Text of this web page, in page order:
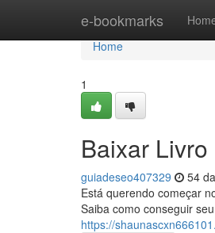
e-bookmarks
Home
Home
1
Baixar
guiadeseo407329 54
Está querendo começar
Saiba como conseguir
https://